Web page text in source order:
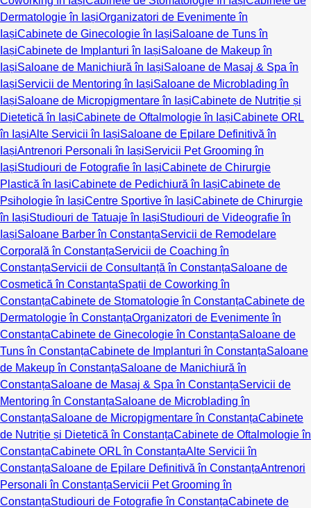
Dermatologie în IașiOrganizatori de Evenimente în
IașiCabinete de Ginecologie în IașiSaloane de Tuns în
IașiCabinete de Implanturi în IașiSaloane de Makeup în
IașiSaloane de Manichiură în IașiSaloane de Masaj & Spa în
IașiServicii de Mentoring în IașiSaloane de Microblading în
IașiSaloane de Micropigmentare în IașiCabinete de Nutriție și
Dietetică în IașiCabinete de Oftalmologie în IașiCabinete ORL
în IașiAlte Servicii în IașiSaloane de Epilare Definitivă în
IașiAntrenori Personali în IașiServicii Pet Grooming în
IașiStudiouri de Fotografie în IașiCabinete de Chirurgie
Plastică în IașiCabinete de Pedichiură în IașiCabinete de
Psihologie în IașiCentre Sportive în IașiCabinete de Chirurgie
în IașiStudiouri de Tatuaje în IașiStudiouri de Videografie în
IașiSaloane Barber în ConstanțaServicii de Remodelare
Corporală în ConstanțaServicii de Coaching în
ConstanțaServicii de Consultanță în ConstanțaSaloane de
Cosmetică în ConstanțaSpații de Coworking în
ConstanțaCabinete de Stomatologie în ConstanțaCabinete de
Dermatologie în ConstanțaOrganizatori de Evenimente în
ConstanțaCabinete de Ginecologie în ConstanțaSaloane de
Tuns în ConstanțaCabinete de Implanturi în ConstanțaSaloane
de Makeup în ConstanțaSaloane de Manichiură în
ConstanțaSaloane de Masaj & Spa în ConstanțaServicii de
Mentoring în ConstanțaSaloane de Microblading în
ConstanțaSaloane de Micropigmentare în ConstanțaCabinete
de Nutriție și Dietetică în ConstanțaCabinete de Oftalmologie în
ConstanțaCabinete ORL în ConstanțaAlte Servicii în
ConstanțaSaloane de Epilare Definitivă în ConstanțaAntrenori
Personali în ConstanțaServicii Pet Grooming în
ConstanțaStudiouri de Fotografie în ConstanțaCabinete de